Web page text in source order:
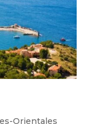
Orientales